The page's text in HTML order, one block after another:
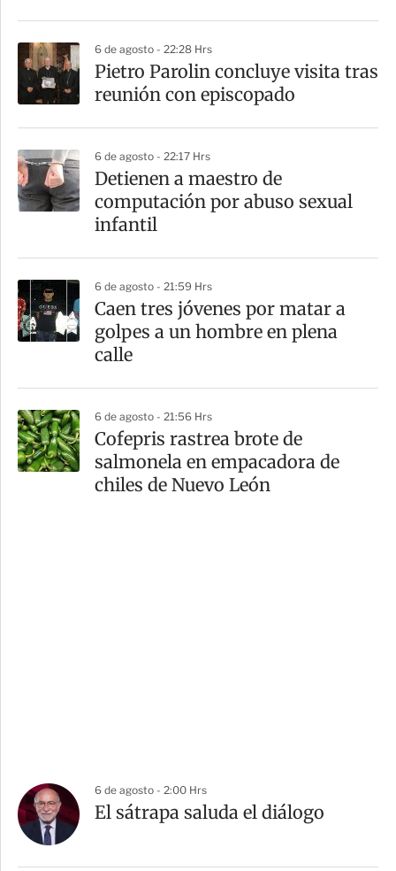
r
6 de agosto - 22:28 Hrs
Pietro Parolin concluye visita tras
reunión con episcopado
6 de agosto - 22:17 Hrs
Detienen a maestro de
computación por abuso sexual
infantil
6 de agosto - 21:59 Hrs
Caen tres jóvenes por matar a
golpes a un hombre en plena
calle
6 de agosto - 21:56 Hrs
Cofepris rastrea brote de
salmonela en empacadora de
chiles de Nuevo León
6 de agosto - 2:00 Hrs
El sátrapa saluda el diálogo